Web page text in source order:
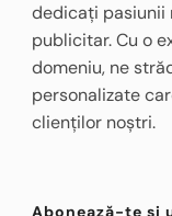
dedicați pasiunii
publicitar. Cu o
domeniu, ne
personalizate
clienților noștri.
Abonează-te și